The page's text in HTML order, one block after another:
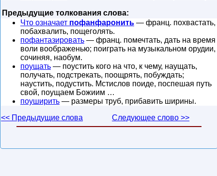
Предыдущие толкования слова:
Что означает пофанфаронить — франц. похвастать,
побахвалить, пощеголять.
пофантазировать — франц. помечтать, дать на время
воли воображенью; поиграть на музыкальном орудии,
сочиняя, наобум.
поущать — поустить кого на что, к чему, наущать,
получать, подстрекать, поощрять, побуждать;
наустить, подустить. Мстислов поиде, поспешая путь
свой, поущаем Божиим …
поуширить — размеры труб, прибавить ширины.
<< Предыдущие слова
Следующее слово >>